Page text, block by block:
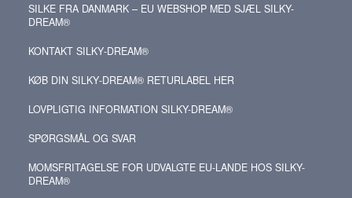
SILKE FRA DANMARK – EU WEBSHOP MED SJÆL SILKY-
DREAM®
KONTAKT SILKY‑DREAM®
KØB DIN SILKY‑DREAM® RETURLABEL HER
LOVPLIGTIG INFORMATION SILKY-DREAM®
SPØRGSMÅL OG SVAR
MOMSFRITAGELSE FOR UDVALGTE EU-LANDE HOS SILKY-
DREAM®